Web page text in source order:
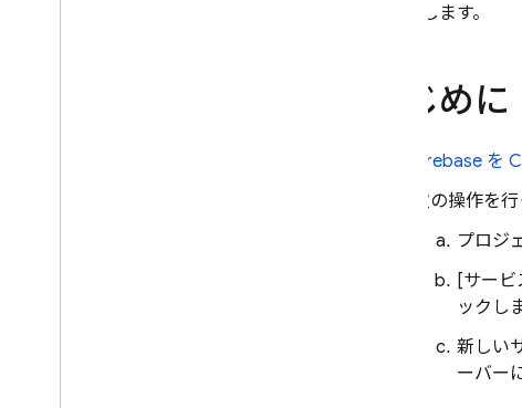
に使用します。
はじめに
Firebase を
次の操作を
プロジ
[サービ
ックし
新しい
ーバー